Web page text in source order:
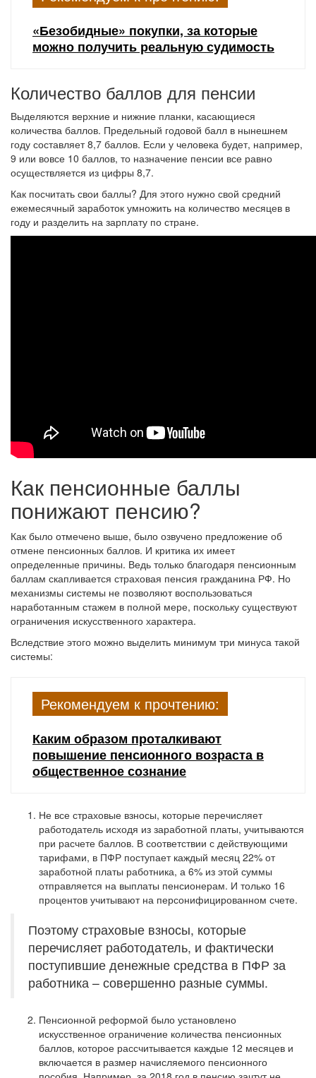
«Безобидные» покупки, за которые
можно получить реальную судимость
Количество баллов для пенсии
Выделяются верхние и нижние планки, касающиеся
количества баллов. Предельный годовой балл в нынешнем
году составляет 8,7 баллов. Если у человека будет, например,
9 или вовсе 10 баллов, то назначение пенсии все равно
осуществляется из цифры 8,7.
Как посчитать свои баллы? Для этого нужно свой средний
ежемесячный заработок умножить на количество месяцев в
году и разделить на зарплату по стране.
Как пенсионные баллы
понижают пенсию?
Как было отмечено выше, было озвучено предложение об
отмене пенсионных баллов. И критика их имеет
определенные причины. Ведь только благодаря пенсионным
баллам скапливается страховая пенсия гражданина РФ. Но
механизмы системы не позволяют воспользоваться
наработанным стажем в полной мере, поскольку существуют
ограничения искусственного характера.
Вследствие этого можно выделить минимум три минуса такой
системы:
Рекомендуем к прочтению:
Каким образом проталкивают
повышение пенсионного возраста в
общественное сознание
Не все страховые взносы, которые перечисляет
работодатель исходя из заработной платы, учитываются
при расчете баллов. В соответствии с действующими
тарифами, в ПФР поступает каждый месяц 22% от
заработной платы работника, а 6% из этой суммы
отправляется на выплаты пенсионерам. И только 16
процентов учитывают на персонифицированном счете.
Поэтому страховые взносы, которые
перечисляет работодатель, и фактически
поступившие денежные средства в ПФР за
работника – совершенно разные суммы.
Пенсионной реформой было установлено
искусственное ограничение количества пенсионных
баллов, которое рассчитывается каждые 12 месяцев и
включается в размер начисляемого пенсионного